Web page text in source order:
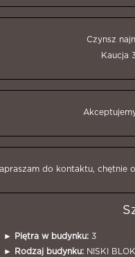
Czynsz
Kaucja
do kontaktu, chętnie
► Piętra w budynku: 3
► Rodzaj budynku: NISKI BLOK